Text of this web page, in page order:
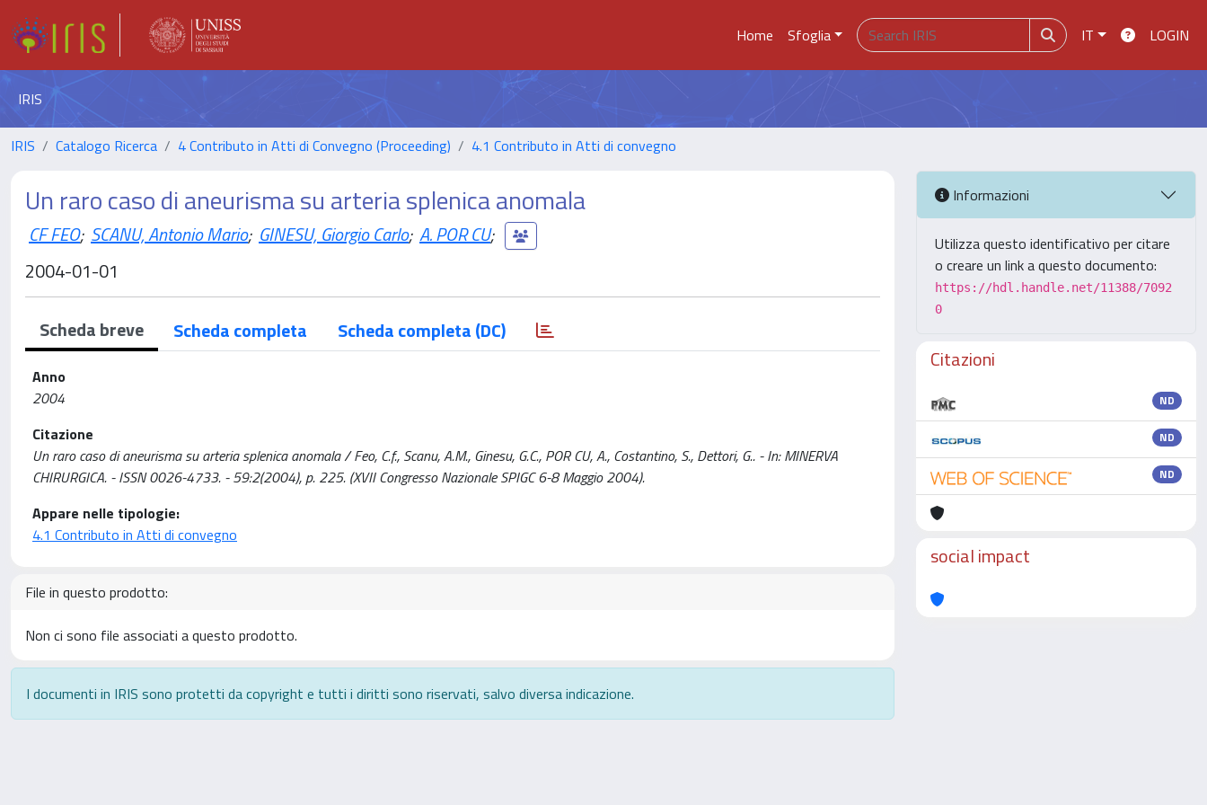
Home Sfoglia IT LOGIN
IRIS
IRIS Catalogo Ricerca 4 Contributo in Atti di Convegno (Proceeding) 4.1 Contributo in Atti di convegno
Un raro caso di aneurisma su arteria splenica anomala
CF FEO; SCANU, Antonio Mario; GINESU, Giorgio Carlo; A. POR CU;
2004-01-01
Scheda breve Scheda completa Scheda completa (DC)
Anno
2004
Citazione
Un raro caso di aneurisma su arteria splenica anomala / Feo, C.f., Scanu, A.M., Ginesu, G.C., POR CU, A., Costantino, S., Dettori, G.. - In: MINERVA
CHIRURGICA. - ISSN 0026-4733. - 59:2(2004), p. 225. (XVII Congresso Nazionale SPIGC 6-8 Maggio 2004).
Appare nelle tipologie:
4.1 Contributo in Atti di convegno
File in questo prodotto:
Non ci sono file associati a questo prodotto.
I documenti in IRIS sono protetti da copyright e tutti i diritti sono riservati, salvo diversa indicazione.
Informazioni
Utilizza questo identificativo per citare
o creare un link a questo documento:
https://hdl.handle.net/11388/7092
0
Citazioni
ND
ND
ND
social impact